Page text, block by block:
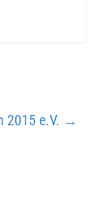
2015 e.V. →